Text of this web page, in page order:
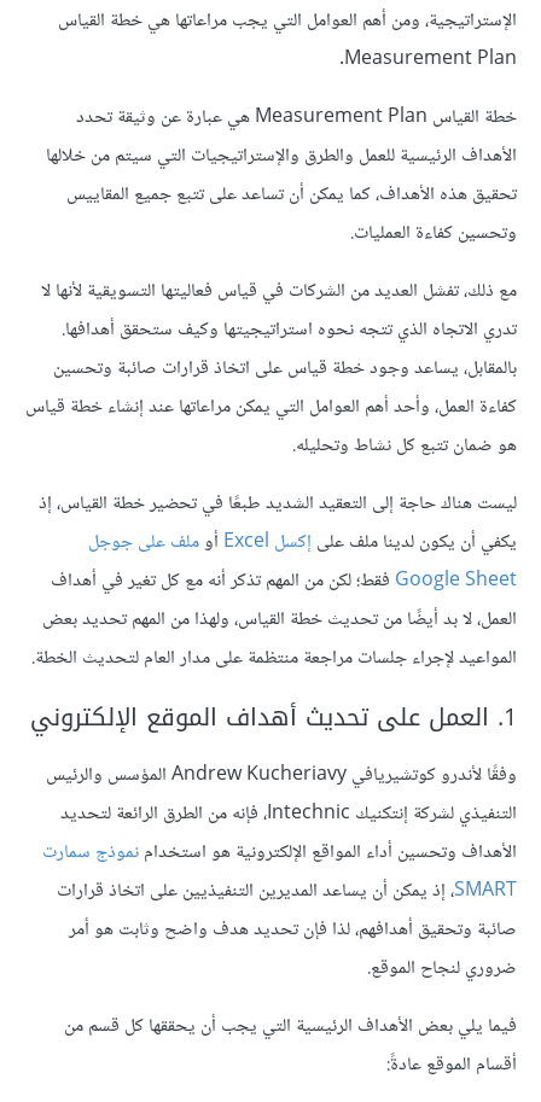
الإستراتيجية، ومن أهم العوامل التي يجب مراعاتها هي خطة القياس
Measurement Plan.
خطة القياس Measurement Plan هي عبارة عن وثيقة تحدد
الأهداف الرئيسية للعمل والطرق والإستراتيجيات التي سيتم من خلالها
تحقيق هذه الأهداف، كما يمكن أن تساعد على تتبع جميع المقاييس
وتحسين كفاءة العمليات.
مع ذلك، تفشل العديد من الشركات في قياس فعاليتها التسويقية لأنها لا
تدري الاتجاه الذي تتجه نحوه استراتيجيتها وكيف ستحقق أهدافها.
بالمقابل، يساعد وجود خطة قياس على اتخاذ قرارات صائبة وتحسين
كفاءة العمل، وأحد أهم العوامل التي يمكن مراعاتها عند إنشاء خطة قياس
هو ضمان تتبع كل نشاط وتحليله.
ليست هناك حاجة إلى التعقيد الشديد طبعًا في تحضير خطة القياس، إذ
يكفي أن يكون لدينا ملف على إكسل Excel أوملف على جوجل
Google Sheet فقط؛ لكن من المهم تذكر أنه مع كل تغير في أهداف
العمل، لا بد أيضًا من تحديث خطة القياس، ولهذا من المهم تحديد بعض
المواعيد لإجراء جلسات مراجعة منتظمة على مدار العام لتحديث الخطة.
1. العمل على تحديث أهداف الموقع الإلكتروني
وفقًا لأندرو كوتشيريافي Andrew Kucheriavy المؤسس والرئيس
التنفيذي لشركة إنتكنيك Intechnic، فإنه من الطرق الرائعة لتحديد
الأهداف وتحسين أداء المواقع الإلكترونية هو استخدامنموذج سمارت
SMART، إذ يمكن أن يساعد المديرين التنفيذيين على اتخاذ قرارات
صائبة وتحقيق أهدافهم، لذا فإن تحديد هدف واضح وثابت هو أمر
ضروري لنجاح الموقع.
فيما يلي بعض الأهداف الرئيسية التي يجب أن يحققها كل قسم من
أقسام الموقع عادةً: